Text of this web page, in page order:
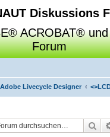
Diskussions
ACROBAT®
Forum
Adobe Livecycle Designer <>